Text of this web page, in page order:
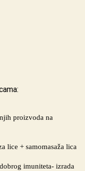
proizvoda na
lice + samomasaža lica
imuniteta- izrada